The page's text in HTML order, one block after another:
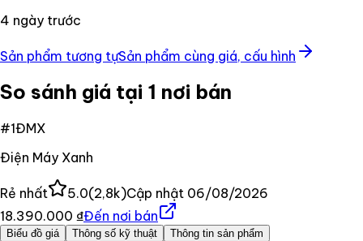
4 ngày trước
Sản phẩm tương tựSản phẩm cùng giá, cấu hình
So sánh giá tại 1 nơi bán
#1ĐMX
Điện Máy Xanh
Rẻ nhất 5.0(2,8k)Cập nhật 06/08/2026
18.390.000 ₫Đến nơi bán
Biểu đồ giá Thông số kỹ thuật
Thông tin sản phẩm